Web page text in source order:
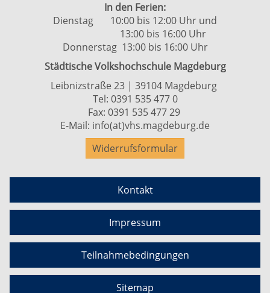
In den Ferien:
Dienstag 10:00 bis 12:00 Uhr und
13:00 bis 16:00 Uhr
Donnerstag 13:00 bis 16:00 Uhr
Städtische Volkshochschule Magdeburg
Leibnizstraße 23 | 39104 Magdeburg
Tel: 0391 535 477 0
Fax: 0391 535 477 29
E-Mail: info(at)vhs.magdeburg.de
Widerrufsformular
Kontakt
Impressum
Teilnahmebedingungen
Sitemap